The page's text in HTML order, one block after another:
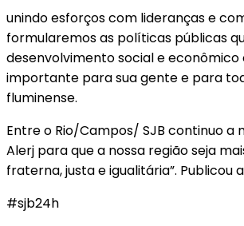
unindo esforços com lideranças e
formularemos as políticas públicas
desenvolvimento social e econômico
importante para sua gente e para
fluminense.
Entre o Rio/Campos/ SJB continuo a
Alerj para que a nossa região seja
fraterna, justa e igualitária”. Publicou
#sjb24h